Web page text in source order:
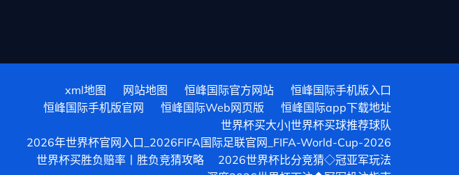
xml地图 网站地图 恒峰国际官方网站
恒峰国际手机版入口
恒峰国际手机版官网
恒峰国际Web网页版
恒峰国际app下载地址
世界杯买大小|世界杯买球推荐球队
2026年世界杯官网入口_2026FIFA国际足联官网_FIFA-World-Cup-2026
世界杯买胜负赔率丨胜负竞猜攻略
2026世界杯比分竞猜◇冠亚军玩法